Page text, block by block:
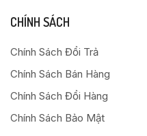
CHÍNH SÁCH
Chính Sách Đổi Trả
Chính Sách Bán Hàng
Chính Sách Đổi Hàng
Chính Sách Bảo Mật